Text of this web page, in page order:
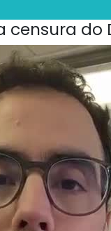
censura do